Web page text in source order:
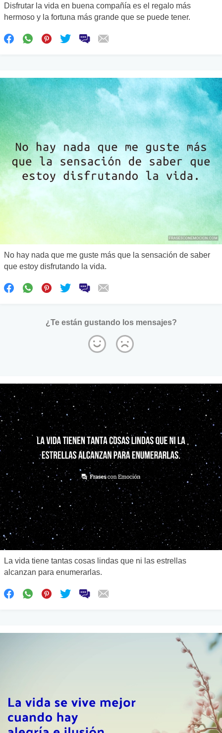
Disfrutar la vida en buena compañía es el regalo más
hermoso y la fortuna más grande que se puede tener.
No hay nada que me guste más que la sensación de saber
que estoy disfrutando la vida.
¿Te están gustando los mensajes?
La vida tiene tantas cosas lindas que ni las estrellas
alcanzan para enumerarlas.